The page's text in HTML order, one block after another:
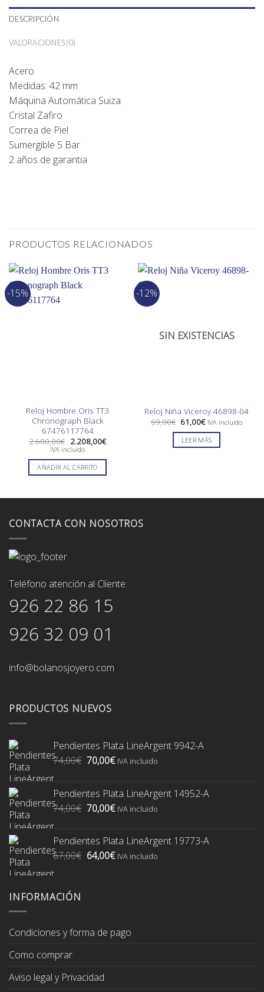
DESCRIPCIÓN
VALORACIONES (0)
Acero
Medidas: 42 mm
Máquina Automática Suiza
Cristal Zafiro
Correa de Piel
Sumergible 5 Bar
2 años de garantia
PRODUCTOS RELACIONADOS
-15%
Reloj Hombre Oris TT3
Chronograph Black
67476117764
2.600,00€ El
precio
era:
2.600,00€.
2.208,00€El
es:
IVA incluido
AÑADIR AL CARRITO
-12%
SIN EXISTENCIAS
Reloj Niña Viceroy 46898-04
69,00€ El
precio
original
era:
69,00€.
61,00€El
precio
actual
es:
61,00€.
IVA incluido
LEER MÁS
CONTACTA CON NOSOTROS
Teléfono atención al Cliente:
926 22 86 15
926 32 09 01
info@bolanosjoyero.com
PRODUCTOS NUEVOS
Pendientes Plata LineArgent 9942-A
74,00€ El
era:
74,00€.
70,00€El
es:
70,00€.
IVA incluido
Pendientes Plata LineArgent 14952-A
74,00€ El
era:
74,00€.
70,00€El
es:
70,00€.
IVA incluido
Pendientes Plata LineArgent 19773-A
67,00€ El
64,00€ElIVA incluido
INFORMACIÓN
Condiciones y forma de pago
Como comprar
Aviso legal y Privacidad